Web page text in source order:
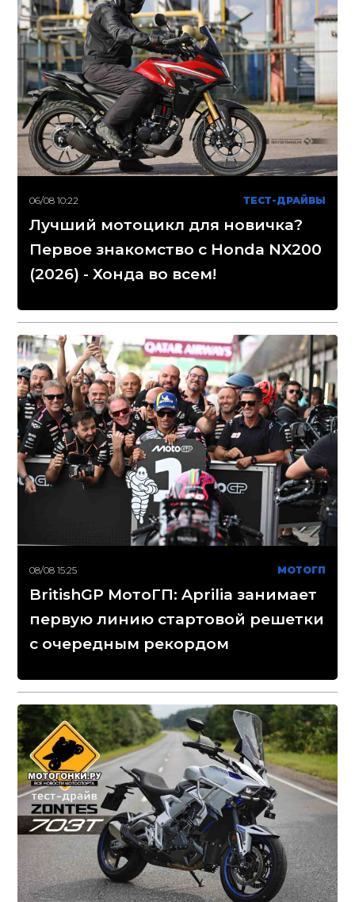
06/08 10:22 ТЕСТ-ДРАЙВЫ
Лучший мотоцикл для новичка?
Первое знакомство с Honda NX200
(2026) - Хонда во всем!
08/08 15:25 МОТОГП
BritishGP МотоГП: Aprilia занимает
первую линию стартовой решетки
с очередным рекордом